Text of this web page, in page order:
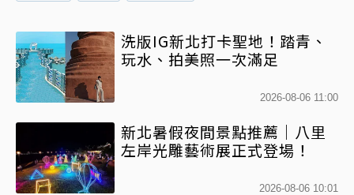
洗版IG新北打卡聖地！踏青、
玩水、拍美照一次滿足
2026-08-06 11:00
新北暑假夜間景點推薦｜八里
左岸光雕藝術展正式登場！
2026-08-06 10:01